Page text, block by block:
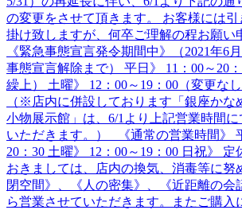
の変更をさせて頂きます。 お客様には
掛け致しますが、何卒ご理解の程お願い
《緊急事態宣言発令期間中》（2021年6
事態宣言解除まで） 平日》 11：00～20
繰上） 土曜》 12：00～19：00（変更な
（※店内に併設しております「銀座かな
小物展示館」は、6/1より上記営業時間
いただきます。） 《通常の営業時間》
20：30 土曜》 12：00～19：00 日祝》
おきましては、店内の換気、消毒等に努
閉空間》、《人の密集》、《近距離の会
ら営業させていただきます。またご購入